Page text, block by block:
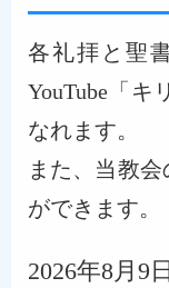
各礼拝と聖
YouTube「
なれます。
また、当教
ができます。
2026年8月9